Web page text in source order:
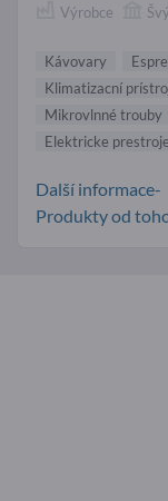
Výrobce
Kávovary
Klimatizacní
Mikrovlnné trouby
Elektricke
Další informace-
Produkty od